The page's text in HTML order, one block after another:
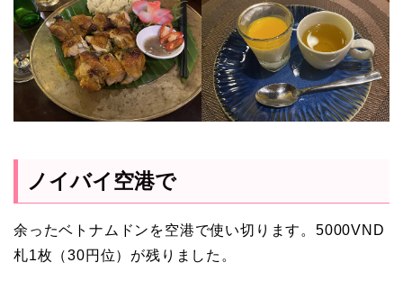
ノイバイ空港で
余ったベトナムドンを空港で使い切ります。5000VND
札1枚（30円位）が残りました。